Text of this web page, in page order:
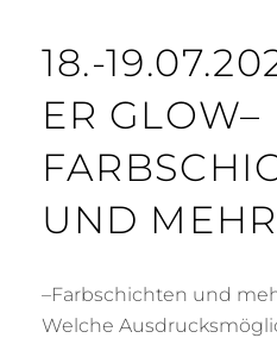
18.-
ER GLOW–
UND MEHR
–Farbschichten und
Welche